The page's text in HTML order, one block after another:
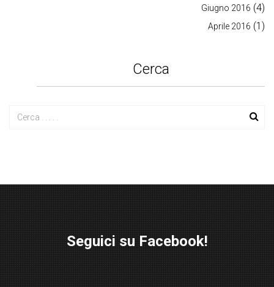
Giugno 2016 (4)
Aprile 2016 (1)
Cerca
Seguici su Facebook!